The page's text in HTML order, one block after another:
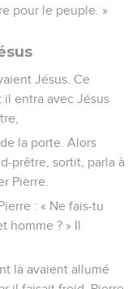
pour le peuple. »
Jésus. Ce
entra avec Jésus
la porte. Alors
prêtre, sortit, parla à
Pierre.
: « Ne fais-tu
homme ? » Il
là avaient allumé